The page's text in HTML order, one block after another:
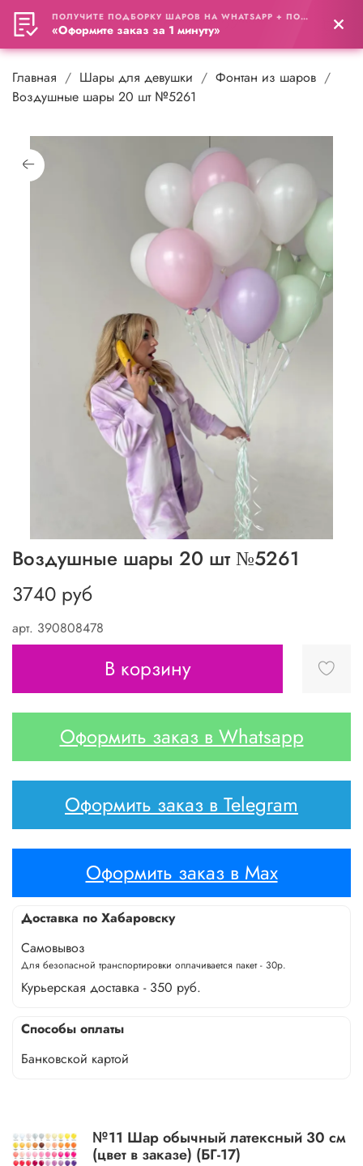
0
Главная Шары для девушки
Фонтан из шаров
Воздушные шары 20 шт №5261
арт. 390808478
Воздушные шары 20 шт №5261
3740 руб
В корзину
Оформить заказ в Whatsapp
Оформить заказ в Telegram
Оформить заказ в Max
Доставка по Хабаровску
Самовывоз
Для безопасной транспортировки оплачивается пакет - 30р.
Курьерская доставка - 350 руб.
Способы оплаты
Банковской картой
№11 Шар обычный латексный 30 см
(цвет в заказе) (БГ-17)
ПОЛУЧИТЕ ПОДБОРКУ ШАРОВ НА WHATSAPP + ПОДАРОК
«Оформите заказ за 1 минуту»